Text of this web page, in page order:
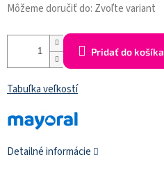
Môžeme doručiť do: Zvoľte variant
Pridať do košíka
Tabuľka veľkostí
Detailné informácie